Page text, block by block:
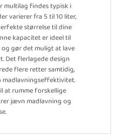
multilag findes typisk i
varierer fra 5 til 10 liter,
størrelse til dine
kapacitet er ideel til
gør det muligt at lave
Det flerlagede design
flere retter samtidig,
madlavningseffektivitet.
at rumme forskellige
jævn madlavning og